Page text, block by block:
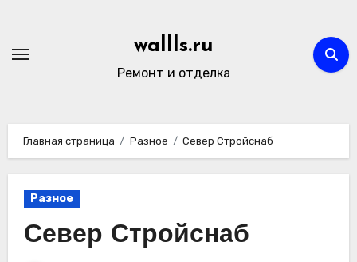
содержимому
wallls.ru
Ремонт и отделка
Главная страница Разное Север Стройснаб
Разное
Север Стройснаб